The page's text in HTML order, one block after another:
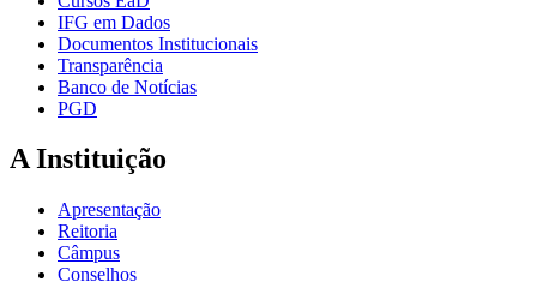
IFG em Dados
Documentos Institucionais
Transparência
Banco de Notícias
PGD
A Instituição
Apresentação
Reitoria
Câmpus
Conselhos